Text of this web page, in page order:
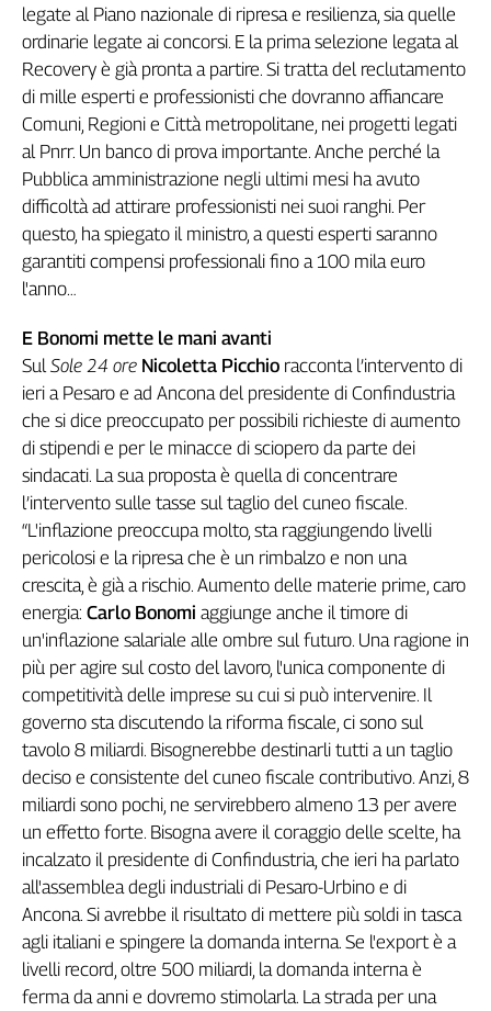
legate al Piano nazionale di ripresa e resilienza, sia quelle
ordinarie legate ai concorsi. E la prima selezione legata al
Recovery è già pronta a partire. Si tratta del reclutamento
di mille esperti e professionisti che dovranno affiancare
Comuni, Regioni e Città metropolitane, nei progetti legati
al Pnrr. Un banco di prova importante. Anche perché la
Pubblica amministrazione negli ultimi mesi ha avuto
difficoltà ad attirare professionisti nei suoi ranghi. Per
questo, ha spiegato il ministro, a questi esperti saranno
garantiti compensi professionali fino a 100 mila euro
l'anno…
E Bonomi mette le mani avanti
Sul Sole 24 ore Nicoletta Picchio racconta l’intervento di
ieri a Pesaro e ad Ancona del presidente di Confindustria
che si dice preoccupato per possibili richieste di aumento
di stipendi e per le minacce di sciopero da parte dei
sindacati. La sua proposta è quella di concentrare
l’intervento sulle tasse sul taglio del cuneo fiscale.
“L'inflazione preoccupa molto, sta raggiungendo livelli
pericolosi e la ripresa che è un rimbalzo e non una
crescita, è già a rischio. Aumento delle materie prime, caro
energia: Carlo Bonomi aggiunge anche il timore di
un'inflazione salariale alle ombre sul futuro. Una ragione in
più per agire sul costo del lavoro, l'unica componente di
competitività delle imprese su cui si può intervenire. Il
governo sta discutendo la riforma fiscale, ci sono sul
tavolo 8 miliardi. Bisognerebbe destinarli tutti a un taglio
deciso e consistente del cuneo fiscale contributivo. Anzi, 8
miliardi sono pochi, ne servirebbero almeno 13 per avere
un effetto forte. Bisogna avere il coraggio delle scelte, ha
incalzato il presidente di Confindustria, che ieri ha parlato
all'assemblea degli industriali di Pesaro-Urbino e di
Ancona. Si avrebbe il risultato di mettere più soldi in tasca
agli italiani e spingere la domanda interna. Se l'export è a
livelli record, oltre 500 miliardi, la domanda interna è
ferma da anni e dovremo stimolarla. La strada per una